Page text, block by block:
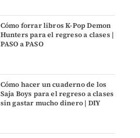
Cómo forrar libros K-Pop Demon
Hunters para el regreso a clases |
PASO a PASO
Cómo hacer un cuaderno de los
Saja Boys para el regreso a clases
sin gastar mucho dinero | DIY